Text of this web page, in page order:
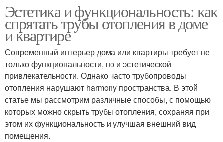
Эстетика и функциональность: как
спрятать трубы отопления в доме
и квартире
Современный интерьер дома или квартиры требует не
только функциональности, но и эстетической
привлекательности. Однако часто трубопроводы
отопления нарушают harmony пространства. В этой
статье мы рассмотрим различные способы, с помощью
которых можно скрыть трубы отопления, сохраняя при
этом их функциональность и улучшая внешний вид
помещения.